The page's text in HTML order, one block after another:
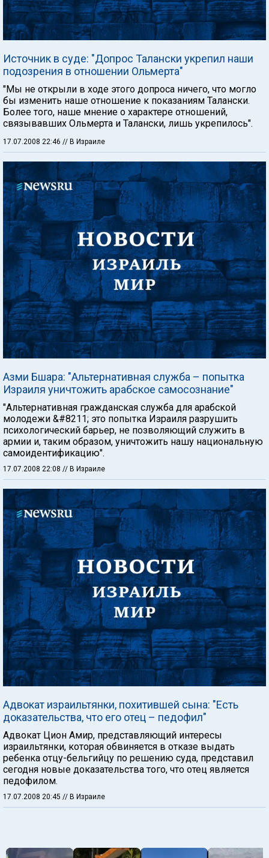
Источник в суде: "Допрос Талански укрепил наши
подозрения в отношении Ольмерта"
"Мы не открыли в ходе этого допроса ничего, что могло
бы изменить наше отношение к показаниям Талански.
Более того, наше мнение о характере отношений,
связывавших Ольмерта и Талански, лишь укрепилось".
17.07.2008 22:46 // В Израиле
Азми Бшара: "Альтернативная служба – попытка
Израиля уничтожить арабское самосознание"
"Альтернативная гражданская служба для арабской
молодежи &#8211; это попытка Израиля разрушить
психологический барьер, не позволяющий служить в
армии и, таким образом, уничтожить нашу национальную
самоидентификацию".
17.07.2008 22:08 // В Израиле
Адвокат израильтянки, похитившей сына: "Есть
доказательства, что его отец – педофил"
Адвокат Цион Амир, представляющий интересы
израильтянки, которая обвиняется в отказе выдать
ребенка отцу-бельгийцу по решению суда, представил
сегодня новые доказательства того, что отец является
педофилом.
17.07.2008 20:45 // В Израиле